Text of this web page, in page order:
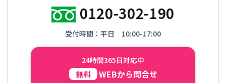
0120-302-190
受付時間：平日 10:00-17:00
24時間365日対応中
無料 WEBから問合せ